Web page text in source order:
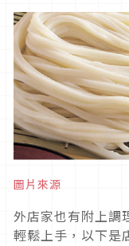
圖片來源
外店家也有附上調
輕鬆上手，以下是